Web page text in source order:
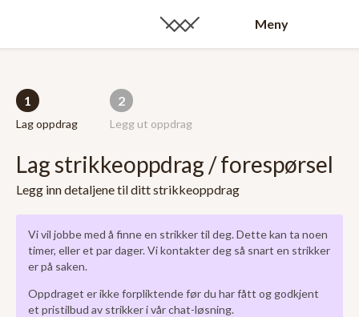
Meny
1
Lag oppdrag
2
Legg ut oppdrag
Lag strikkeoppdrag / forespørsel
Legg inn detaljene til ditt strikkeoppdrag
Vi vil jobbe med å finne en strikker til deg. Dette kan ta noen
timer, eller et par dager. Vi kontakter deg så snart en strikker
er på saken.
Oppdraget er ikke forpliktende før du har fått og godkjent
et pristilbud av strikker i vår chat-løsning.